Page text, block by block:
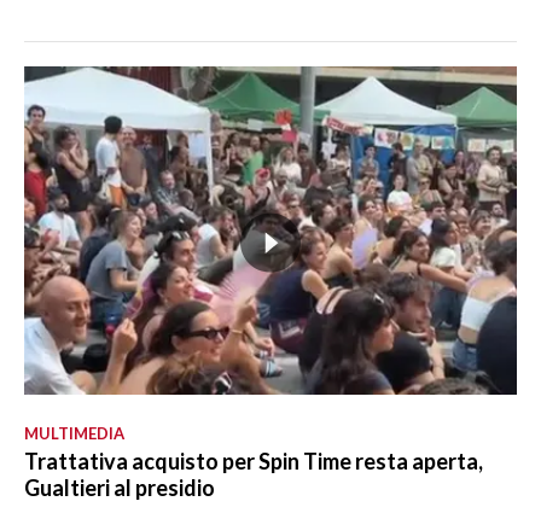
MULTIMEDIA
Trattativa acquisto per Spin Time resta aperta,
Gualtieri al presidio